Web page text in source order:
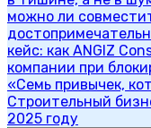
можно ли
кейс: как ANGIZ
компании при
«Семь привычек,
Строительный
2025 году